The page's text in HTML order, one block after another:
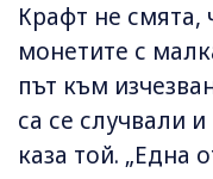
Крафт не смята,
монетите с
път към
са се случвали
каза той. „Една